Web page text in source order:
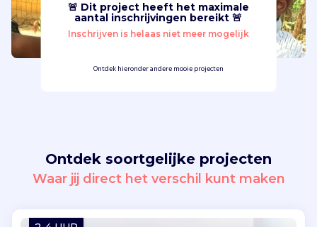
Nederlands
Vrijwilligerswerk
Vind jouw project
Inloggen
🚨 Dit project heeft het maximale
aantal inschrijvingen bereikt 🚨
Inschrijven is helaas niet meer mogelijk
Ontdek hieronder andere mooie projecten
Ontdek soortgelijke projecten
Waar jij direct het verschil kunt maken